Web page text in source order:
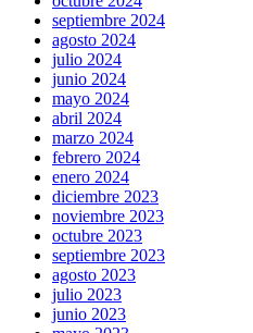
septiembre 2024
agosto 2024
julio 2024
junio 2024
mayo 2024
abril 2024
marzo 2024
febrero 2024
enero 2024
diciembre 2023
noviembre 2023
octubre 2023
septiembre 2023
agosto 2023
julio 2023
junio 2023